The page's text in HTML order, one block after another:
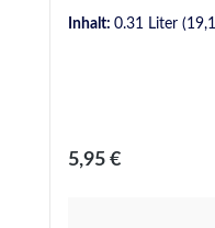
Vielseitigkeit beim
auch in Bereichen
im Außenbereich,
Inhalt: 0.31 Liter
Regulärer Preis:
5,95 €